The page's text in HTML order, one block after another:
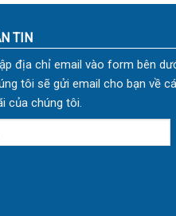
TIN
địa chỉ email vào form bên
tôi sẽ gửi email cho bạn về
của chúng tôi.